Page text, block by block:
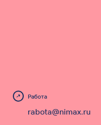
Работа
rabota@nimax.ru